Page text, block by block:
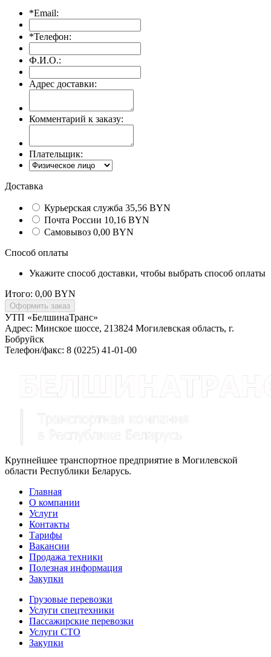
*Email:
*Телефон:
Ф.И.О.:
Адрес доставки:
Комментарий к заказу:
Плательщик:
Доставка
Курьерская служба 35,56 BYN
Почта России 10,16 BYN
Самовывоз 0,00 BYN
Способ оплаты
Укажите способ доставки, чтобы выбрать способ оплаты
Итого: 0,00 BYN
УТП «БелшинаТранс»
Адрес: Минское шоссе, 213824 Могилевская область, г.
Бобруйск
Телефон/факс: 8 (0225) 41-01-00
Крупнейшее транспортное предприятие в Могилевской
области Республики Беларусь.
Главная
О компании
Услуги
Контакты
Тарифы
Вакансии
Продажа техники
Полезная информация
Закупки
Грузовые перевозки
Услуги спецтехники
Пассажирские перевозки
Услуги СТО
Закупки